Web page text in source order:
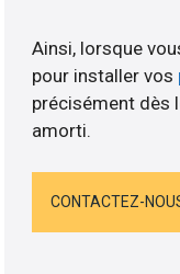
Ainsi, lorsque
pour installer vos
précisément dès
amorti.
CONTACTEZ-